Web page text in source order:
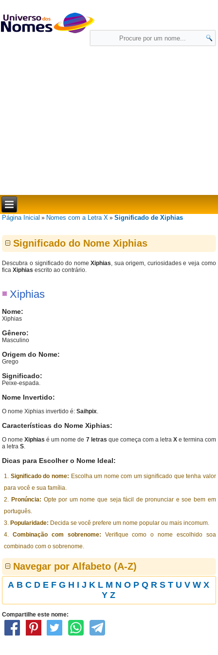
Página Inicial » Nomes com a Letra X »Significado de Xiphias
Significado do Nome Xiphias
Descubra o significado do nomeXiphias, sua origem, curiosidades e veja como
ficaXiphias escrito ao contrário.
Xiphias
Nome:
Xiphias
Gênero:
Masculino
Origem do Nome:
Grego
Significado:
Peixe-espada.
Nome Invertido:
O nome Xiphias invertido é:Saihpix.
Características do Nome Xiphias:
O nomeXiphias é um nome de 7 letras que começa com a letra Xe termina com
a letraS.
Dicas para Escolher o Nome Ideal:
Significado do nome: Escolha um nome com um significado que tenha valor
para você e sua família.
Pronúncia: Opte por um nome que seja fácil de pronunciar e soe bem em
português.
Popularidade: Decida se você prefere um nome popular ou mais incomum.
Combinação com sobrenome: Verifique como o nome escolhido soa
combinado com o sobrenome.
Navegar por Alfabeto (A-Z)
A B C D E F G H I J K L M N O P Q R S T U V W X
Y Z
Compartilhe este nome: